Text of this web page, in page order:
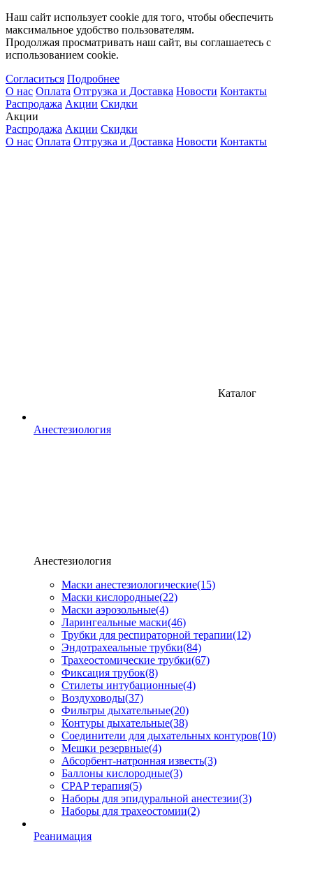
Наш сайт использует cookie для того, чтобы обеспечить
максимальное удобство пользователям.
Продолжая просматривать наш сайт, вы соглашаетесь с
использованием cookie.
Согласиться Подробнее
О нас Оплата Отгрузка и Доставка Новости Контакты
Распродажа Акции Скидки
Акции
Распродажа Акции Скидки
О нас Оплата Отгрузка и Доставка Новости Контакты
Каталог
Анестезиология
Анестезиология
Маски анестезиологические(15)
Маски кислородные(22)
Маски аэрозольные(4)
Ларингеальные маски(46)
Трубки для респираторной терапии(12)
Эндотрахеальные трубки(84)
Трахеостомические трубки(67)
Фиксация трубок(8)
Стилеты интубационные(4)
Воздуховоды(37)
Фильтры дыхательные(20)
Контуры дыхательные(38)
Соединители для дыхательных контуров(10)
Мешки резервные(4)
Абсорбент-натронная известь(3)
Баллоны кислородные(3)
CPAP терапия(5)
Наборы для эпидуральной анестезии(3)
Наборы для трахеостомии(2)
Реанимация